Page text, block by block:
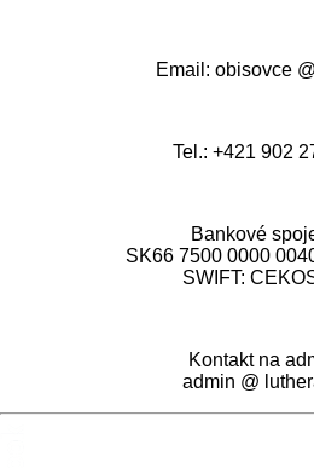
Email: obisovce
Tel.: +421 902
Bankové
SK66 7500 0000
SWIFT:
Kontakt na
admin @